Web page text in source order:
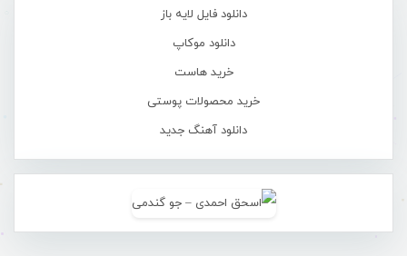
دانلود فایل لایه باز
دانلود موکاپ
خرید هاست
خرید محصولات پوستی
دانلود آهنگ جدید